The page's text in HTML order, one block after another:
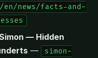
en/news/facts-and-
— Hidden
— simon-